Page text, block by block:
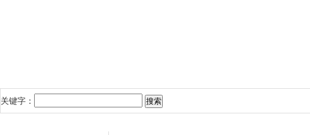
关键字： 搜索